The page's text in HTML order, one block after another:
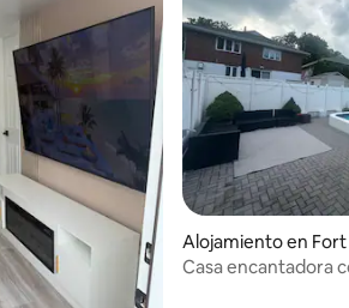
Alojamiento en Fort
Casa encantadora